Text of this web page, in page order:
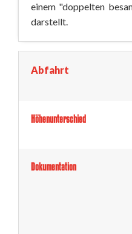
einem "doppelten
darstellt.
Abfahrt
Höhenunterschied
Dokumentation